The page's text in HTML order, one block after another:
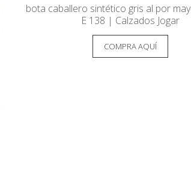
bota caballero sintético gris al por
E 138 | Calzados Jogar
COMPRA AQUÍ